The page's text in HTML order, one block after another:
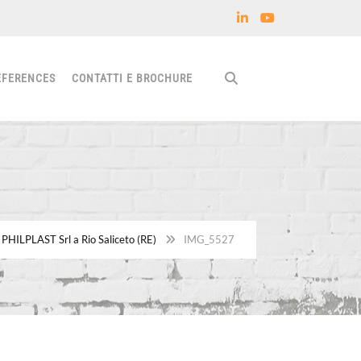
CONTATTI E BROCHURE
Srl a Rio Saliceto (RE) IMG_5527